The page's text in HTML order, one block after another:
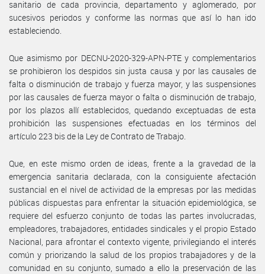
sanitario de cada provincia, departamento y aglomerado, por
sucesivos periodos y conforme las normas que así lo han ido
estableciendo.
Que asimismo por DECNU-2020-329-APN-PTE y complementarios
se prohibieron los despidos sin justa causa y por las causales de
falta o disminución de trabajo y fuerza mayor, y las suspensiones
por las causales de fuerza mayor o falta o disminución de trabajo,
por los plazos allí establecidos, quedando exceptuadas de esta
prohibición las suspensiones efectuadas en los términos del
artículo 223 bis de la Ley de Contrato de Trabajo.
Que, en este mismo orden de ideas, frente a la gravedad de la
emergencia sanitaria declarada, con la consiguiente afectación
sustancial en el nivel de actividad de la empresas por las medidas
públicas dispuestas para enfrentar la situación epidemiológica, se
requiere del esfuerzo conjunto de todas las partes involucradas,
empleadores, trabajadores, entidades sindicales y el propio Estado
Nacional, para afrontar el contexto vigente, privilegiando el interés
común y priorizando la salud de los propios trabajadores y de la
comunidad en su conjunto, sumado a ello la preservación de las